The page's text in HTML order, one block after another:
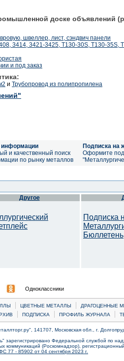
доске объявлений
швеллер, лист, сэндвич панели
3414, 3421-3425, T130-30S, T130-35S,
и под заказ
и Трубопровод из полипропилена
информации
и качественный поиск
по рынку металлов
Подписка на
Оформите
Другое
Подписка
Бюллетень
Одноклассники
| ЦВЕТНЫЕ МЕТАЛЛЫ | ДРАГОЦЕННЫЕ
| ПОДПИСКА | ПРОФИЛЬ ЖУРНАЛА |
141707, Московская обл., г.
зарегистрировано Федеральной службой по
коммуникаций (Роскомнадзор),
77 - 85902 от 04 сентября 2023 г.